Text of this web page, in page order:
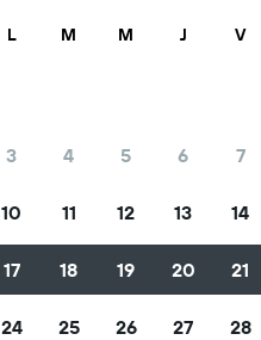
L M M J V
3 4 5 6 7
10 11 12 13 14
17 18 19 20 21
24 25 26 27 28